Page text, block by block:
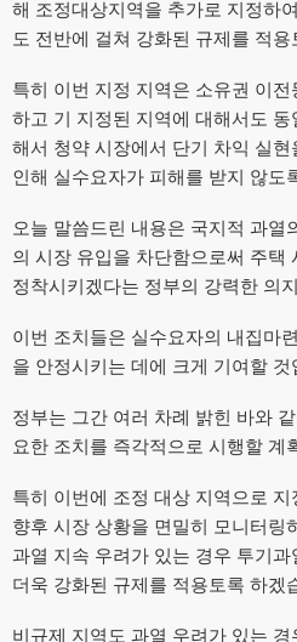
해 조정대상지역을 추가로 지정하
도 전반에 걸쳐 강화된 규제를 적
특히 이번 지정 지역은 소유권 이
하고 기 지정된 지역에 대해서도
해서 청약 시장에서 단기 차익 실
인해 실수요자가 피해를 받지 않도
오늘 말씀드린 내용은 국지적 과열
의 시장 유입을 차단함으로써 주택
정착시키겠다는 정부의 강력한 의
이번 조치들은 실수요자의 내집마
을 안정시키는 데에 크게 기여할 것
정부는 그간 여러 차례 밝힌 바와
요한 조치를 즉각적으로 시행할 계
특히 이번에 조정 대상 지역으로
향후 시장 상황을 면밀히 모니터링
과열 지속 우려가 있는 경우 투기
더욱 강화된 규제를 적용토록 하겠
비규제 지역도 과열 우려가 있는